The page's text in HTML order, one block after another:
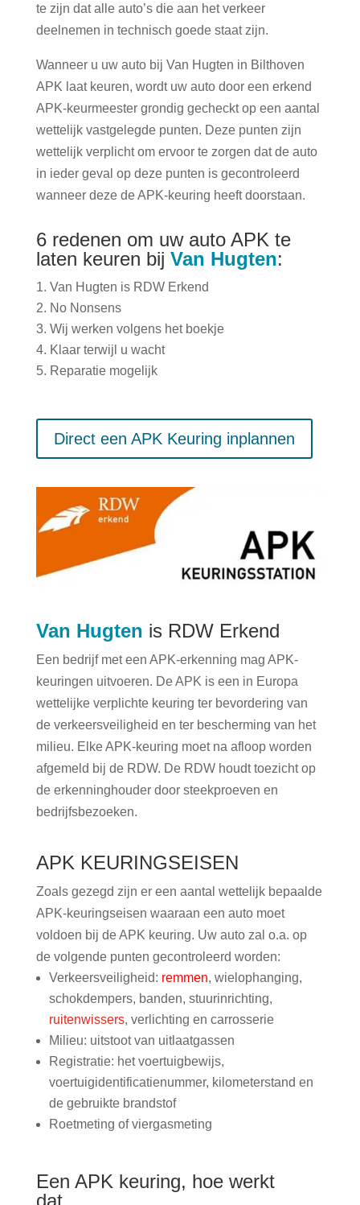
te zijn dat alle auto’s die aan het verkeer
deelnemen in technisch goede staat zijn.
Wanneer u uw auto bij Van Hugten in Bilthoven
APK laat keuren, wordt uw auto door een erkend
APK-keurmeester grondig gecheckt op een aantal
wettelijk vastgelegde punten. Deze punten zijn
wettelijk verplicht om ervoor te zorgen dat de auto
in ieder geval op deze punten is gecontroleerd
wanneer deze de APK-keuring heeft doorstaan.
6 redenen om uw auto APK te
laten keuren bij Van Hugten:
Van Hugten is RDW Erkend
No Nonsens
Wij werken volgens het boekje
Klaar terwijl u wacht
Reparatie mogelijk
Direct een APK Keuring inplannen
Van Hugten is RDW Erkend
Een bedrijf met een APK-erkenning mag APK-
keuringen uitvoeren. De APK is een in Europa
wettelijke verplichte keuring ter bevordering van
de verkeersveiligheid en ter bescherming van het
milieu. Elke APK-keuring moet na afloop worden
afgemeld bij de RDW. De RDW houdt toezicht op
de erkenninghouder door steekproeven en
bedrijfsbezoeken.
APK KEURINGSEISEN
Zoals gezegd zijn er een aantal wettelijk bepaalde
APK-keuringseisen waaraan een auto moet
voldoen bij de APK keuring. Uw auto zal o.a. op
de volgende punten gecontroleerd worden:
Verkeersveiligheid: remmen, wielophanging,
schokdempers, banden, stuurinrichting,
ruitenwissers, verlichting en carrosserie
Milieu: uitstoot van uitlaatgassen
Registratie: het voertuigbewijs,
voertuigidentificatienummer, kilometerstand en
de gebruikte brandstof
Roetmeting of viergasmeting
Een APK keuring, hoe werkt